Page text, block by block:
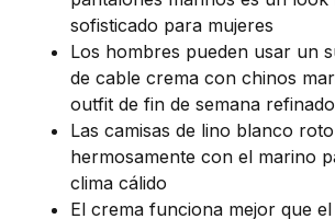
sofisticado para mujeres
Los hombres pueden usar un
de cable crema con chinos
outfit de fin de semana refinado
Las camisas de lino blanco
hermosamente con el marino
clima cálido
El crema funciona mejor que